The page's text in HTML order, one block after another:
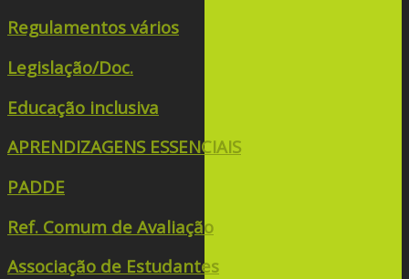
Regulamentos vários
Legislação/Doc.
Educação inclusiva
APRENDIZAGENS ESSENCIAIS
PADDE
Ref. Comum de Avaliação
Associação de Estudantes